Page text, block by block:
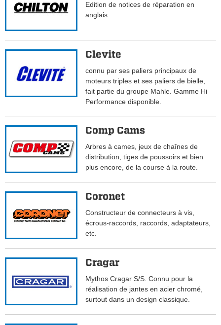
Edition de notices de réparation en
anglais.
Clevite
connu par ses paliers principaux de
moteurs triples et ses paliers de bielle,
fait partie du groupe Mahle. Gamme Hi
Performance disponible.
Comp Cams
Arbres à cames, jeux de chaînes de
distribution, tiges de poussoirs et bien
plus encore, de la course à la route.
Coronet
Constructeur de connecteurs à vis,
écrous-raccords, raccords, adaptateurs,
etc.
Cragar
Mythos Cragar S/S. Connu pour la
réalisation de jantes en acier chromé,
surtout dans un design classique.